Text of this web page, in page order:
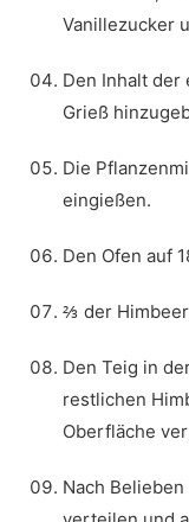
Vanillezucker
Den Inhalt der
Grieß
Die
eingießen.
Den Ofen auf
⅔ der
Den Teig in
restlichen
Oberfläche
Nach